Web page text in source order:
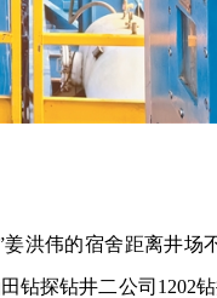
洪伟的宿舍距离井场
钻探钻井二公司1202